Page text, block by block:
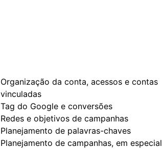
Organização da conta, acessos e contas
vinculadas
Tag do Google e conversões
Redes e objetivos de campanhas
Planejamento de palavras-chaves
Planejamento de campanhas, em especial